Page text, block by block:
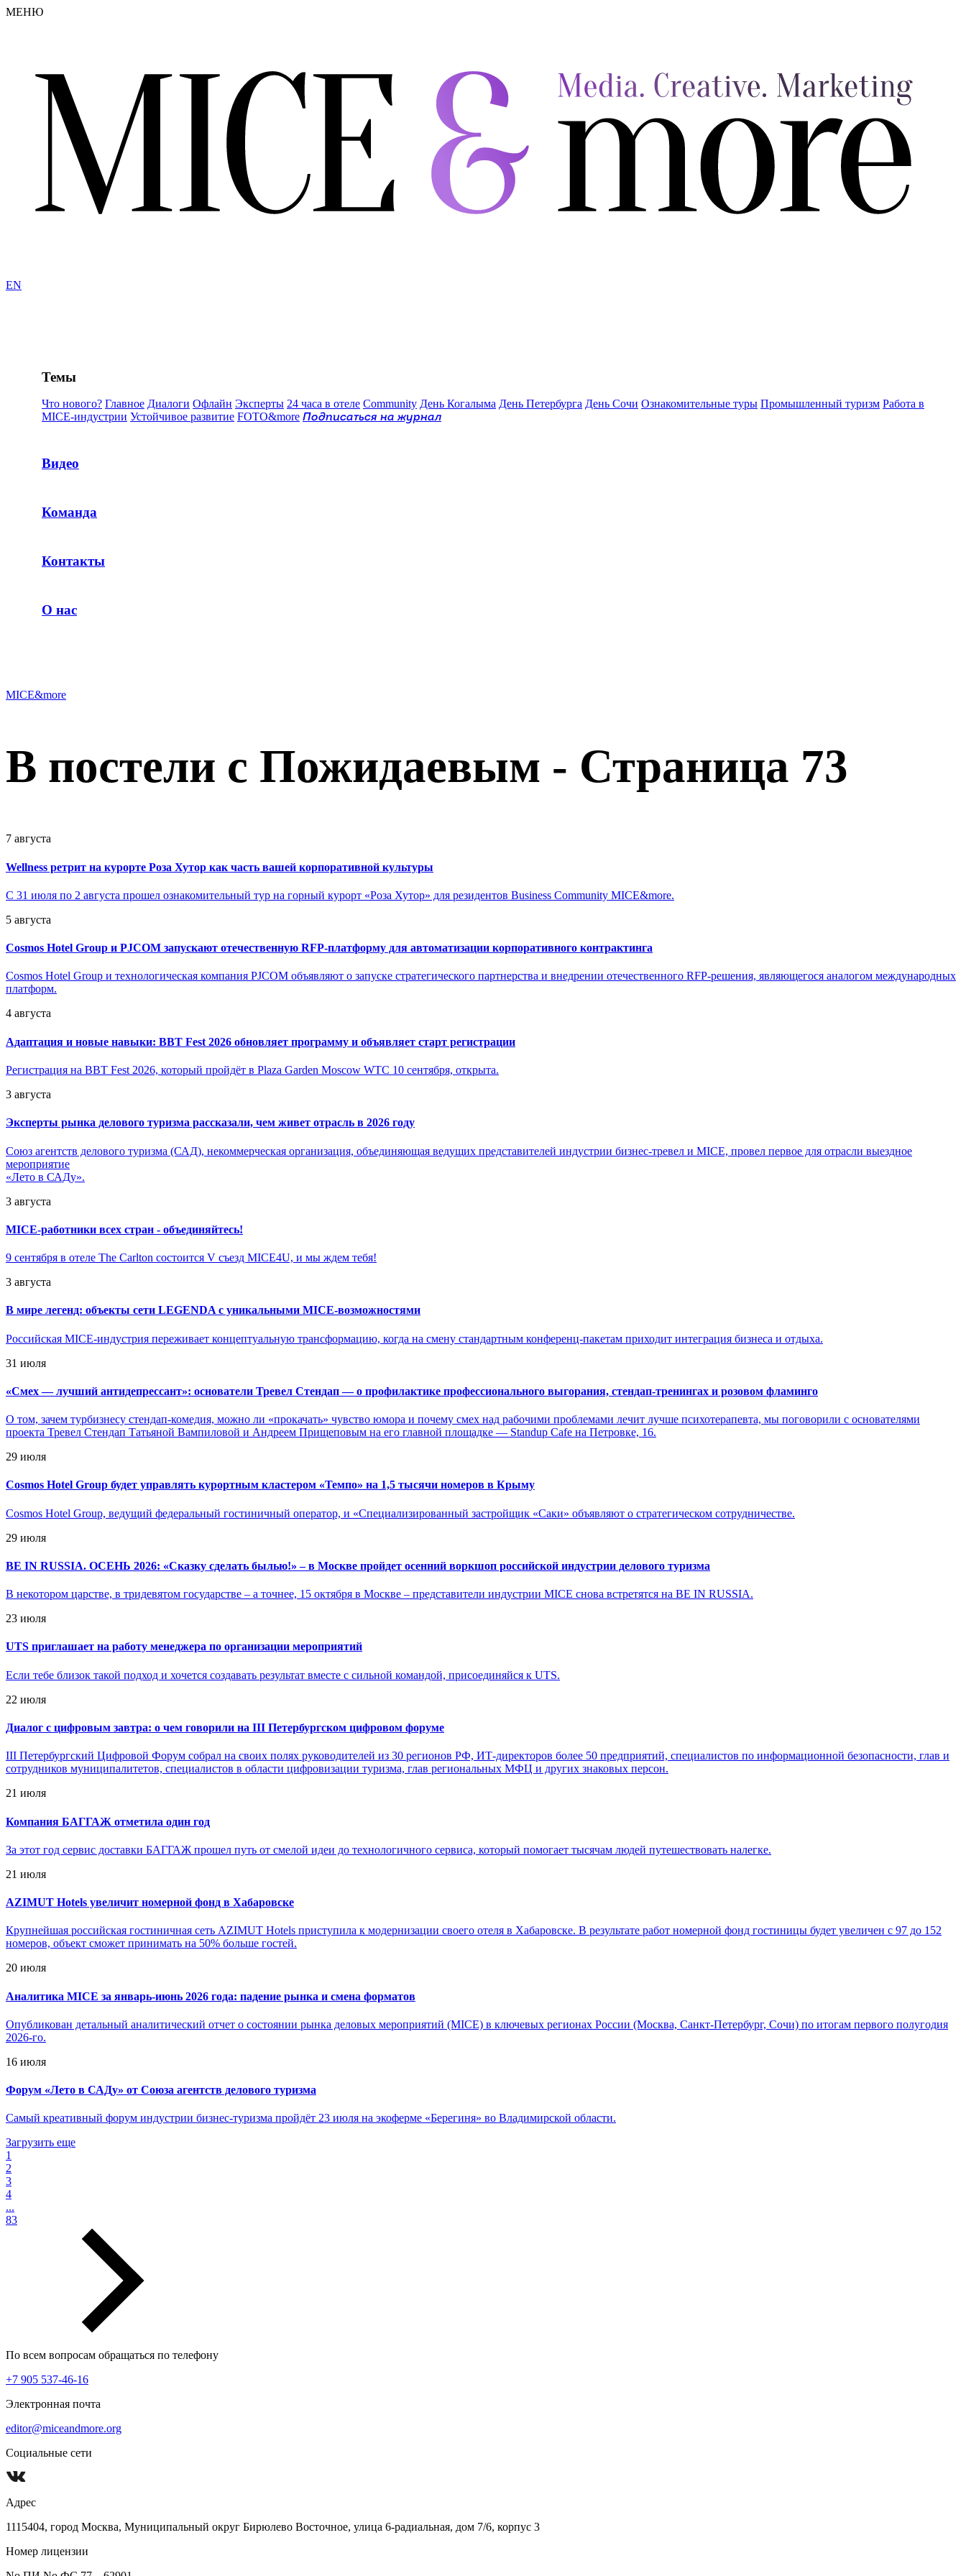
МЕНЮ
EN
Темы
Что нового? Главное Диалоги Офлайн Эксперты 24 часа в отеле Community День Когалыма День Петербурга День Сочи Ознакомительные туры Промышленный туризм Работа в
MICE-индустрии Устойчивое развитие FOTO&more Подписаться на журнал
Видео
Команда
Контакты
О нас
MICE&more
В постели с Пожидаевым - Страница 73
7 августа
Wellness ретрит на курорте Роза Хутор как часть вашей корпоративной культуры
С 31 июля по 2 августа прошел ознакомительный тур на горный курорт «Роза Хутор» для резидентов Business Community MICE&more.
5 августа
Cosmos Hotel Group и PJCOM запускают отечественную RFP-платформу для автоматизации корпоративного контрактинга
Cosmos Hotel Group и технологическая компания PJCOM объявляют о запуске стратегического партнерства и внедрении отечественного RFP-решения, являющегося аналогом международных
платформ.
4 августа
Адаптация и новые навыки: BBT Fest 2026 обновляет программу и объявляет старт регистрации
Регистрация на BBT Fest 2026, который пройдёт в Plaza Garden Moscow WTC 10 сентября, открыта.
3 августа
Эксперты рынка делового туризма рассказали, чем живет отрасль в 2026 году
Союз агентств делового туризма (САД), некоммерческая организация, объединяющая ведущих представителей индустрии бизнес-тревел и MICE, провел первое для отрасли выездное
мероприятие
«Лето в САДу».
3 августа
MICE-работники всех стран - объединяйтесь!
9 сентября в отеле The Carlton состоится V съезд MICE4U, и мы ждем тебя!
3 августа
В мире легенд: объекты сети LEGENDA с уникальными MICE-возможностями
Российская MICE-индустрия переживает концептуальную трансформацию, когда на смену стандартным конференц-пакетам приходит интеграция бизнеса и отдыха.
31 июля
«Смех — лучший антидепрессант»: основатели Тревел Стендап — о профилактике профессионального выгорания, стендап-тренингах и розовом фламинго
О том, зачем турбизнесу стендап-комедия, можно ли «прокачать» чувство юмора и почему смех над рабочими проблемами лечит лучше психотерапевта, мы поговорили с основателями
проекта Тревел Стендап Татьяной Вампиловой и Андреем Прищеповым на его главной площадке — Standup Cafe на Петровке, 16.
29 июля
Cosmos Hotel Group будет управлять курортным кластером «Темпо» на 1,5 тысячи номеров в Крыму
Cosmos Hotel Group, ведущий федеральный гостиничный оператор, и «Специализированный застройщик «Саки» объявляют о стратегическом сотрудничестве.
29 июля
BE IN RUSSIA. ОСЕНЬ 2026: «Сказку сделать былью!» – в Москве пройдет осенний воркшоп российской индустрии делового туризма
В некотором царстве, в тридевятом государстве – а точнее, 15 октября в Москве – представители индустрии MICE снова встретятся на BE IN RUSSIA.
23 июля
UTS приглашает на работу менеджера по организации мероприятий
Если тебе близок такой подход и хочется создавать результат вместе с сильной командой, присоединяйся к UTS.
22 июля
Диалог с цифровым завтра: о чем говорили на III Петербургском цифровом форуме
III Петербургский Цифровой Форум собрал на своих полях руководителей из 30 регионов РФ, ИТ-директоров более 50 предприятий, специалистов по информационной безопасности, глав и
сотрудников муниципалитетов, специалистов в области цифровизации туризма, глав региональных МФЦ и других знаковых персон.
21 июля
Компания БАГГАЖ отметила один год
За этот год сервис доставки БАГГАЖ прошел путь от смелой идеи до технологичного сервиса, который помогает тысячам людей путешествовать налегке.
21 июля
AZIMUT Hotels увеличит номерной фонд в Хабаровске
Крупнейшая российская гостиничная сеть AZIMUT Hotels приступила к модернизации своего отеля в Хабаровске. В результате работ номерной фонд гостиницы будет увеличен с 97 до 152
номеров, объект сможет принимать на 50% больше гостей.
20 июля
Аналитика MICE за январь-июнь 2026 года: падение рынка и смена форматов
Опубликован детальный аналитический отчет о состоянии рынка деловых мероприятий (MICE) в ключевых регионах России (Москва, Санкт-Петербург, Сочи) по итогам первого полугодия
2026-го.
16 июля
Форум «Лето в САДу» от Союза агентств делового туризма
Самый креативный форум индустрии бизнес-туризма пройдёт 23 июля на экоферме «Берегиня» во Владимирской области.
Загрузить еще
1
2
3
4
...
83
По всем вопросам обращаться по телефону
+7 905 537-46-16
Электронная почта
editor@miceandmore.org
Социальные сети
Адрес
1115404, город Москва, Муниципальный округ Бирюлево Восточное, улица 6-радиальная, дом 7/6, корпус 3
Номер лицензии